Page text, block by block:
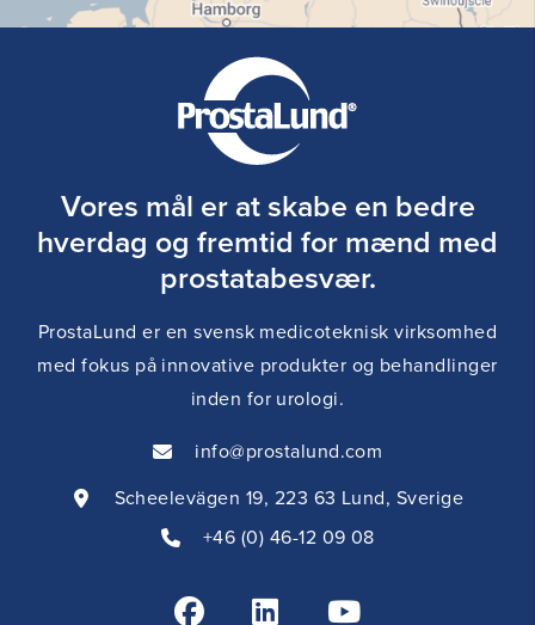
Vores mål er at skabe en bedre
hverdag og fremtid for mænd med
prostatabesvær.
ProstaLund er en svensk medicoteknisk virksomhed
med fokus på innovative produkter og behandlinger
inden for urologi.
info@prostalund.com
Scheelevägen 19, 223 63 Lund, Sverige
+46 (0) 46-12 09 08